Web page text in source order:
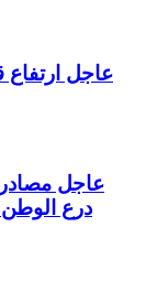
عاجل
عاجل
درع